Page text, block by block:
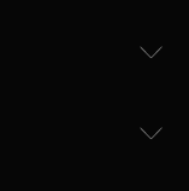
podporovat